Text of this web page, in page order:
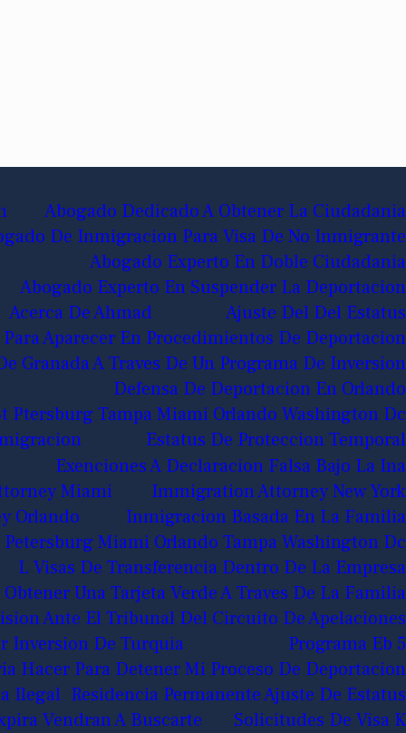
Abogado Dedicado A Obtener La Ciudadania
De Inmigracion Para Visa De No Inmigrante
Abogado Experto En Doble Ciudadania
Abogado Experto En Suspender La Deportacion
Acerca De Ahmad
Ajuste Del Del Estatus
Aparecer En Procedimientos De Deportacion
Granada A Traves De Un Programa De Inversion
Defensa De Deportacion En Orlando
Ptersburg Tampa Miami Orlando Washington Dc
Estatus De Proteccion Temporal
Exenciones A Declaracion Falsa Bajo La Ina
Miami
Immigration Attorney New York
Orlando
Inmigracion Basada En La Familia
Petersburg Miami Orlando Tampa Washington Dc
L Visas De Transferencia Dentro De La Empresa
Obtener Una Tarjeta Verde A Traves De La Familia
Ante El Tribunal Del Circuito De Apelaciones
Inversion De Turquia
Programa Eb 5
Hacer Para Detener Mi Proceso De Deportacion
Ilegal Residencia Permanente Ajuste De Estatus
Vendran A Buscarte
Solicitudes De Visa K